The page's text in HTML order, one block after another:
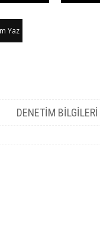
Yaz
DENETIM BILGILERI